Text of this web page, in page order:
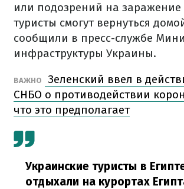
или подозрений на
туристы смогут вернуться
сообщили в пресс-службе
инфраструктуры Украины.
ВАЖНО
Зеленский ввел в
СНБО о противодействии
что это предполагает
Украинские туристы в
отдыхали на курортах